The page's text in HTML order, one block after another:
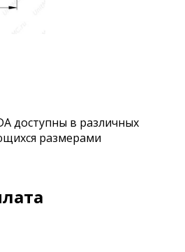
доступны в различных
размерами